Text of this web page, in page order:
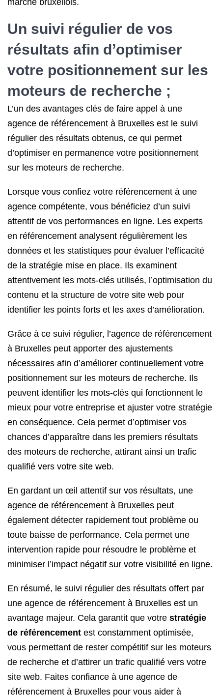
marché bruxellois.
Un suivi régulier de vos
résultats afin d’optimiser
votre positionnement sur les
moteurs de recherche ;
L’un des avantages clés de faire appel à une
agence de référencement à Bruxelles est le suivi
régulier des résultats obtenus, ce qui permet
d’optimiser en permanence votre positionnement
sur les moteurs de recherche.
Lorsque vous confiez votre référencement à une
agence compétente, vous bénéficiez d’un suivi
attentif de vos performances en ligne. Les experts
en référencement analysent régulièrement les
données et les statistiques pour évaluer l’efficacité
de la stratégie mise en place. Ils examinent
attentivement les mots-clés utilisés, l’optimisation du
contenu et la structure de votre site web pour
identifier les points forts et les axes d’amélioration.
Grâce à ce suivi régulier, l’agence de référencement
à Bruxelles peut apporter des ajustements
nécessaires afin d’améliorer continuellement votre
positionnement sur les moteurs de recherche. Ils
peuvent identifier les mots-clés qui fonctionnent le
mieux pour votre entreprise et ajuster votre stratégie
en conséquence. Cela permet d’optimiser vos
chances d’apparaître dans les premiers résultats
des moteurs de recherche, attirant ainsi un trafic
qualifié vers votre site web.
En gardant un œil attentif sur vos résultats, une
agence de référencement à Bruxelles peut
également détecter rapidement tout problème ou
toute baisse de performance. Cela permet une
intervention rapide pour résoudre le problème et
minimiser l’impact négatif sur votre visibilité en ligne.
En résumé, le suivi régulier des résultats offert par
une agence de référencement à Bruxelles est un
avantage majeur. Cela garantit que votre stratégie
de référencement est constamment optimisée,
vous permettant de rester compétitif sur les moteurs
de recherche et d’attirer un trafic qualifié vers votre
site web. Faites confiance à une agence de
référencement à Bruxelles pour vous aider à